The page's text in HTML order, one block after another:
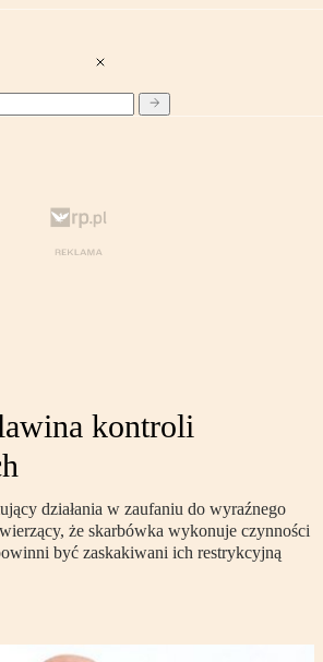
kontroli
działania w zaufaniu do wyraźnego
że skarbówka wykonuje czynności
być zaskakiwani ich restrykcyjną